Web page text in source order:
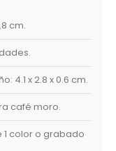
cm.
4.1 x 2.8 x 0.6 cm.
café moro.
1 color o grabado